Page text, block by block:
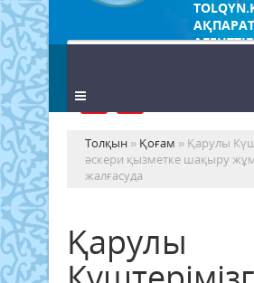
Толқын » Қоғам » Қарулы
әскери қызметке шақыру
жалғасуда
Қарулы